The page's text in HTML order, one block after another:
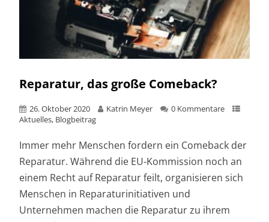
Reparatur, das große Comeback?
26. Oktober 2020 Katrin Meyer
0 Kommentare
Aktuelles, Blogbeitrag
Immer mehr Menschen fordern ein Comeback der
Reparatur. Während die EU-Kommission noch an
einem Recht auf Reparatur feilt, organisieren sich
Menschen in Reparaturinitiativen und
Unternehmen machen die Reparatur zu ihrem